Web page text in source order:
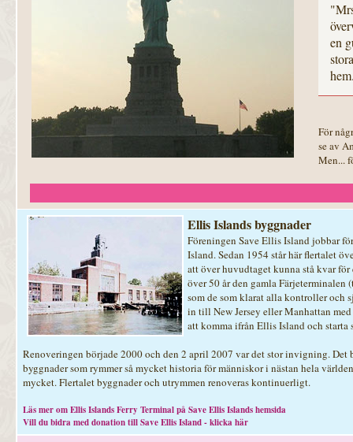
en
För
se av
Men...
Ellis Islands byggnader
Föreningen Save Ellis Island jobbar
Island. Sedan 1954 står här flertalet
att över huvudtaget kunna stå kvar
över 50 år den gamla Färjeterminalen
som de som klarat alla kontroller och
in till New Jersey eller Manhattan
att komma ifrån Ellis Island och
Renoveringen började 2000 och den 2 april 2007 var det stor invigning. Det
byggnader som rymmer så mycket historia för människor i nästan hela
mycket. Flertalet byggnader och utrymmen renoveras kontinuerligt.
Läs mer om Ellis Islands Ferry Terminal på Save Ellis Islands hemsida
Vill du bidra med donation till Save Ellis Island - klicka här